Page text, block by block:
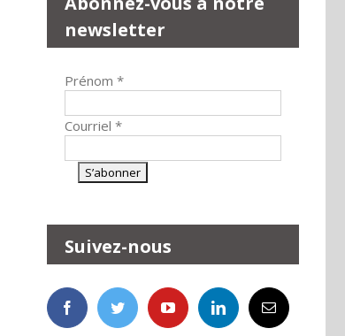
newsletter
Prénom *
Courriel *
Suivez-nous